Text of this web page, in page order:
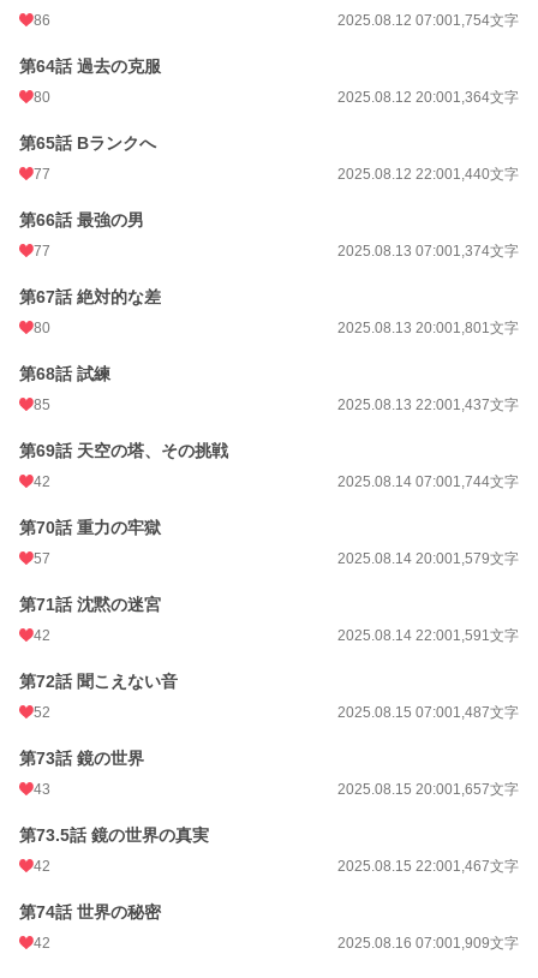
86 2025.08.12 07:001,754文字
第64話 過去の克服
80 2025.08.12 20:001,364文字
第65話 Bランクへ
77 2025.08.12 22:001,440文字
第66話 最強の男
77 2025.08.13 07:001,374文字
第67話 絶対的な差
80 2025.08.13 20:001,801文字
第68話 試練
85 2025.08.13 22:001,437文字
第69話 天空の塔、その挑戦
42 2025.08.14 07:001,744文字
第70話 重力の牢獄
57 2025.08.14 20:001,579文字
第71話 沈黙の迷宮
42 2025.08.14 22:001,591文字
第72話 聞こえない音
52 2025.08.15 07:001,487文字
第73話 鏡の世界
43 2025.08.15 20:001,657文字
第73.5話 鏡の世界の真実
42 2025.08.15 22:001,467文字
第74話 世界の秘密
42 2025.08.16 07:001,909文字